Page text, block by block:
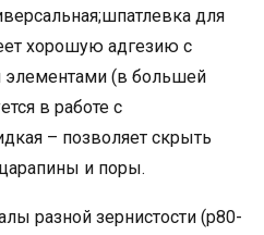
для
хорошую адгезию с
элементами (в большей
в работе с
– позволяет скрыть
и поры.
разной зернистости (р80-